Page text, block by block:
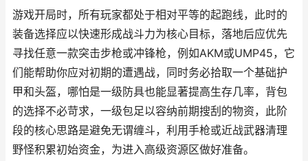
游戏开局时，所有玩家都处于相对平等的起跑线，此时的
装备选择应以快速形成战斗力为核心目标，落地后应优先
寻找任意一款突击步枪或冲锋枪，例如AKM或UMP45，它
们能帮助你应对初期的遭遇战，同时务必拾取一个基础护
甲和头盔，哪怕是一级防具也能显著提高生存几率，背包
的选择不必苛求，一级包足以容纳前期搜刮的物资，此阶
段的核心思路是避免无谓缠斗，利用手枪或近战武器清理
野怪积累初始资金，为进入高级资源区做好准备。